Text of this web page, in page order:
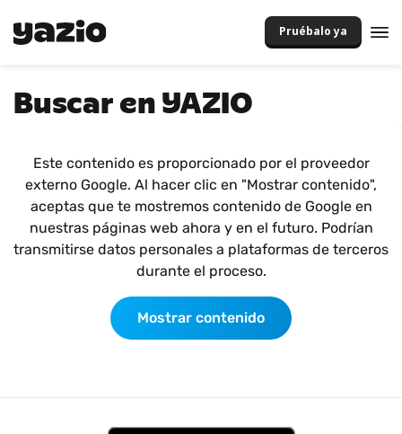
Pruébalo ya
Buscar en YAZIO
Este contenido es proporcionado por el proveedor
externo Google. Al hacer clic en "Mostrar contenido",
aceptas que te mostremos contenido de Google en
nuestras páginas web ahora y en el futuro. Podrían
transmitirse datos personales a plataformas de terceros
durante el proceso.
Mostrar contenido